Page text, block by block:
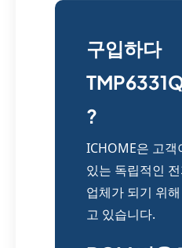
구입하다
?
ICHOME은 고객
있는 독립적인
업체가 되기 위
고 있습니다.